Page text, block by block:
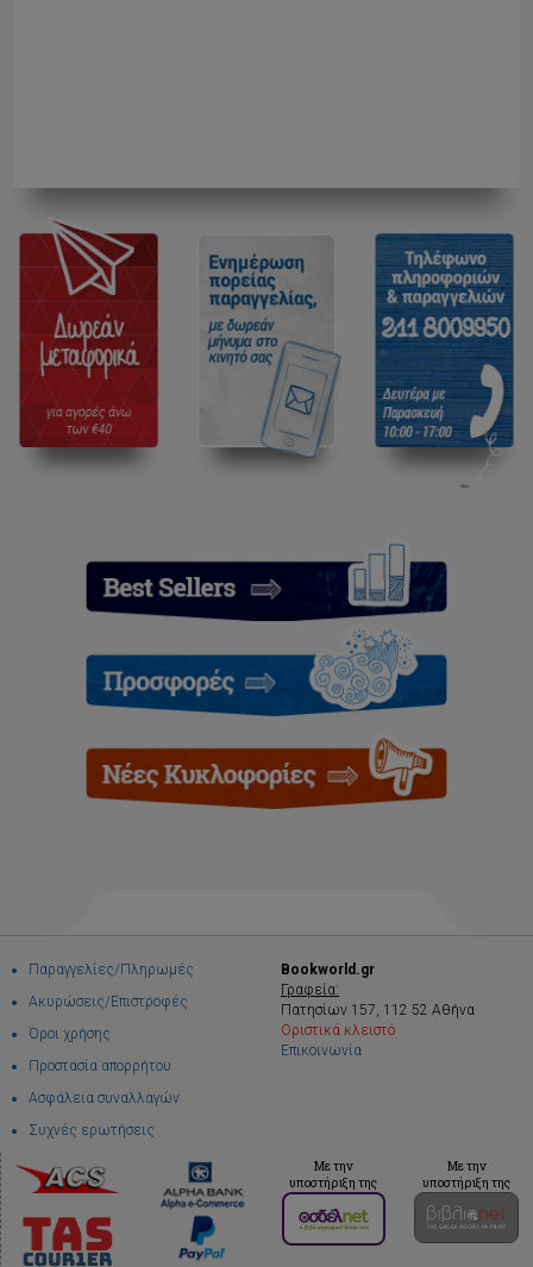
Παραγγελίες/Πληρωμές
Ακυρώσεις/Επιστροφές
Όροι χρήσης
Προστασία απορρήτου
Ασφάλεια συναλλαγών
Συχνές ερωτήσεις
Bookworld.gr
Γραφεία:
Πατησίων 157, 112 52 Αθήνα
Οριστικά κλειστό
Επικοινωνία
Με την
υποστήριξη της
Με την
υποστήριξη της